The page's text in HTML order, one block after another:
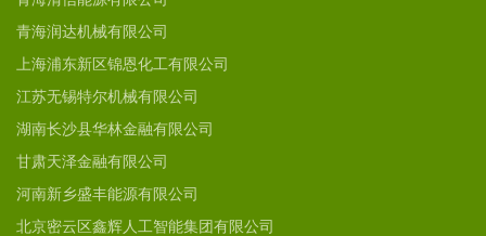
青海润达机械有限公司
上海浦东新区锦恩化工有限公司
江苏无锡特尔机械有限公司
湖南长沙县华林金融有限公司
甘肃天泽金融有限公司
河南新乡盛丰能源有限公司
北京密云区鑫辉人工智能集团有限公司